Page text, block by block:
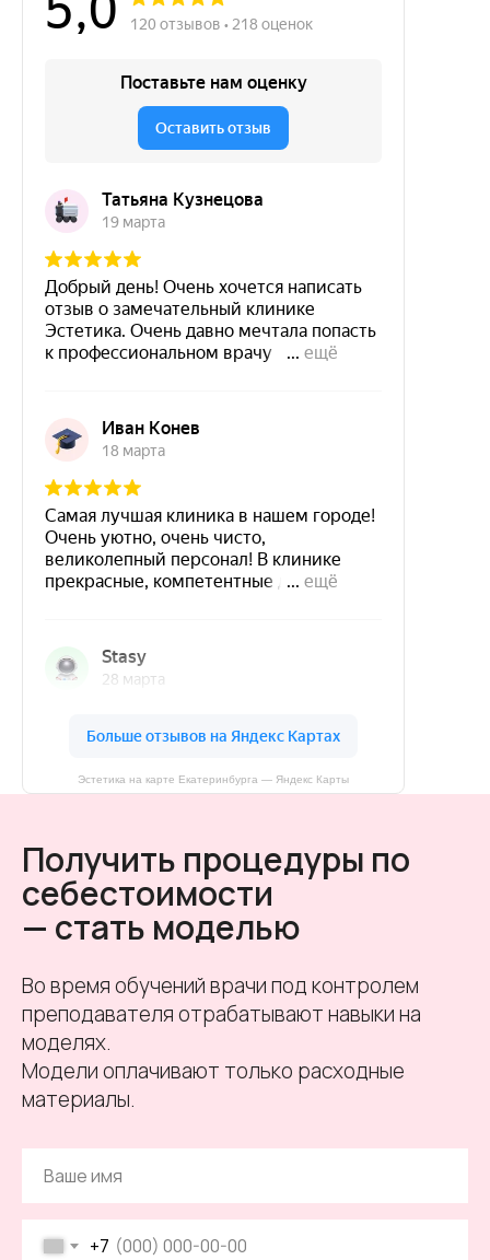
Эстетика на карте Екатеринбурга — Яндекс Карты
Получить процедуры по
себестоимости
— стать моделью
Во время обучений врачи под контролем
преподавателя отрабатывают навыки на
моделях.
Модели оплачивают только расходные
материалы.
+7